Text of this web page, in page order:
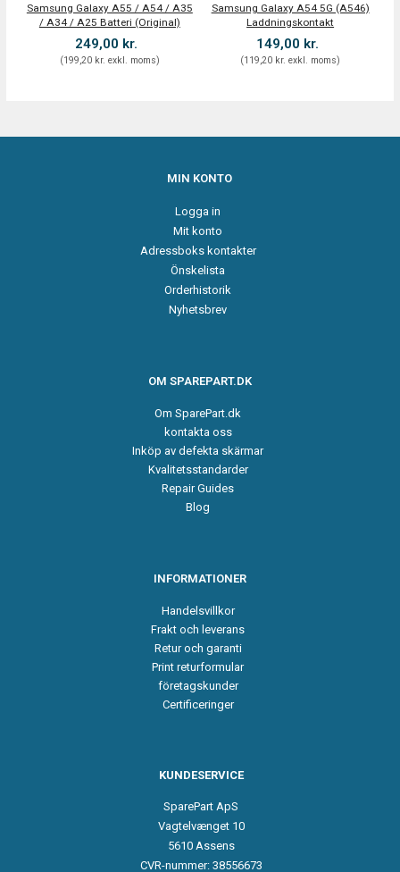
Samsung Galaxy A55 / A54 / A35
/ A34 / A25 Batteri (Original)
249,00 kr.
(199,20 kr. exkl. moms)
Samsung Galaxy A54 5G (A546)
Laddningskontakt
149,00 kr.
(119,20 kr. exkl. moms)
MIN KONTO
Logga in
Mit konto
Adressboks kontakter
Önskelista
Orderhistorik
Nyhetsbrev
OM SPAREPART.DK
Om SparePart.dk
kontakta oss
Inköp av defekta skärmar
Kvalitetsstandarder
Repair Guides
Blog
INFORMATIONER
Handelsvillkor
Frakt och leverans
Retur och garanti
Print returformular
företagskunder
Certificeringer
KUNDESERVICE
SparePart ApS
Vagtelvænget 10
5610 Assens
CVR-nummer: 38556673